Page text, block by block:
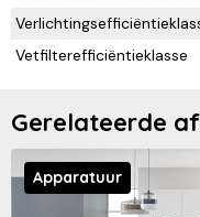
Vetfilterefficiëntieklasse
Gerelateerde
Apparatuur